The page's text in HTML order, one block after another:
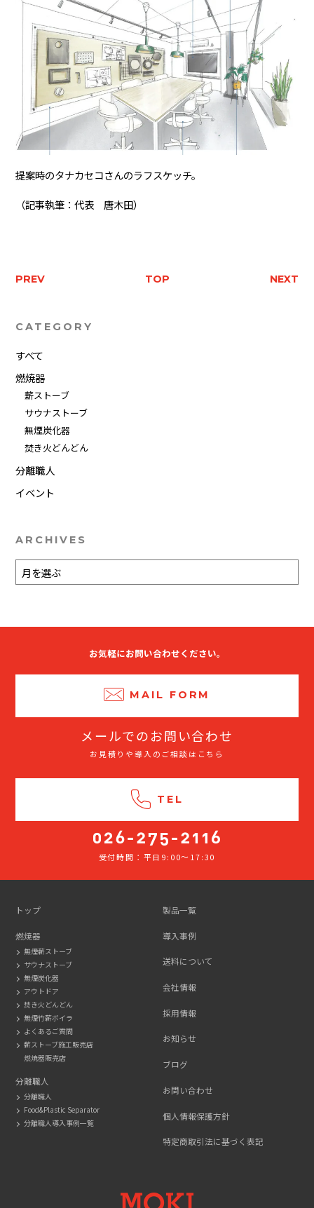
提案時のタナカセコさんのラフスケッチ。
（記事執筆：代表 唐木田）
PREV TOP NEXT
CATEGORY
すべて
燃焼器
薪ストーブ
サウナストーブ
無煙炭化器
焚き火どんどん
分離職人
イベント
ARCHIVES
お気軽にお問い合わせください。
MAIL FORM
メールでのお問い合わせ
お見積りや導入のご相談はこちら
TEL
受付時間：平日9:00～17:30
トップ
燃焼器
無煙薪ストーブ
サウナストーブ
無煙炭化器
アウトドア
焚き火どんどん
無煙竹薪ボイラ
よくあるご質問
薪ストーブ施工販売店
燃焼器販売店
分離職人
分離職人
Food&Plastic Separator
分離職人導入事例一覧
製品一覧
導入事例
送料について
会社情報
採用情報
お知らせ
ブログ
お問い合わせ
個人情報保護方針
特定商取引法に基づく表記